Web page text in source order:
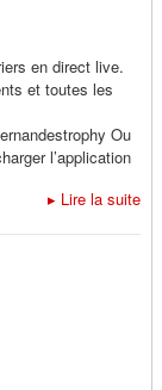
en direct live.
et toutes les
Ou
l’application
▸ Lire la suite